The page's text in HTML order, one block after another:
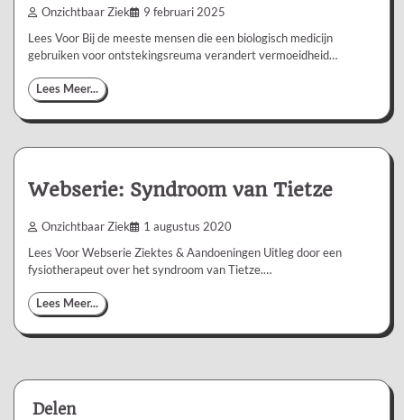
Onzichtbaar Ziek 9 februari 2025
Lees Voor Bij de meeste mensen die een biologisch medicijn
gebruiken voor ontstekingsreuma verandert vermoeidheid…
Lees Meer...
Webserie: Syndroom van Tietze
Onzichtbaar Ziek 1 augustus 2020
Lees Voor Webserie Ziektes & Aandoeningen Uitleg door een
fysiotherapeut over het syndroom van Tietze.…
Lees Meer...
Delen